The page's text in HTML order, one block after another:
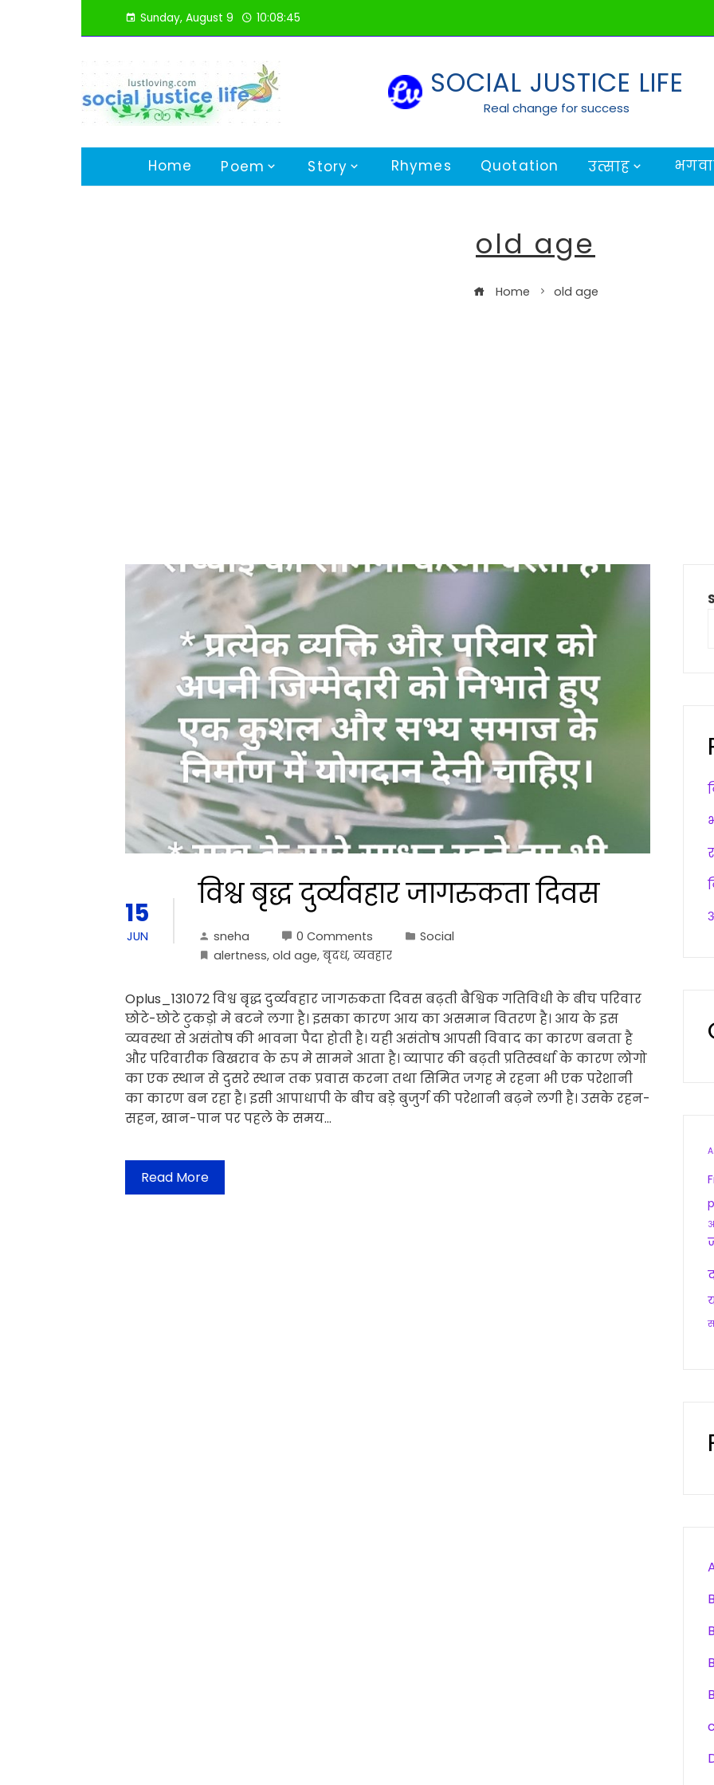
Sunday, August 9 10:08:46
SOCIAL JUSTICE LIFE
Real change for success
Home Poem Story Rhymes Quotation उत्साह
old age
Home old age
15
JUN
विश्व बृद्ध दुर्व्यवहार जागरुकता दिवस
sneha 0 Comments
Social
alertness, old age, बृदध, व्यवहार
Oplus_131072 विश्व बृद्ध दुर्व्यवहार जागरुकता दिवस बढ़ती बैश्विक गतिविधी के बीच परिवार
छोटे-छोटे टुकड़ो मे बटने लगा है। इसका कारण आय का असमान वितरण है। आय के इस
व्यवस्था से असंतोष की भावना पैदा होती है। यही असंतोष आपसी विवाद का कारण बनता है
और परिवारीक बिखराव के रुप मे सामने आता है। व्यापार की बढ़ती प्रतिस्वर्धा के कारण लोगो
का एक स्थान से दुसरे स्थान तक प्रवास करना तथा सिमित जगह मे रहना भी एक परेशानी
का कारण बन रहा है। इसी आपाधापी के बीच बड़े बुजुर्ग की परेशानी बढ़ने लगी है। उसके रहन-
सहन, खान-पान पर पहले के समय…
Read More